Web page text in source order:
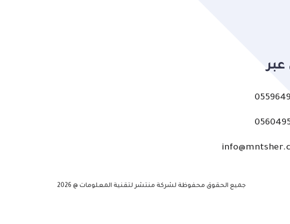
جميع الحقوق محفوظة لشركة منتشر لتقنية المعلومات @ 2026